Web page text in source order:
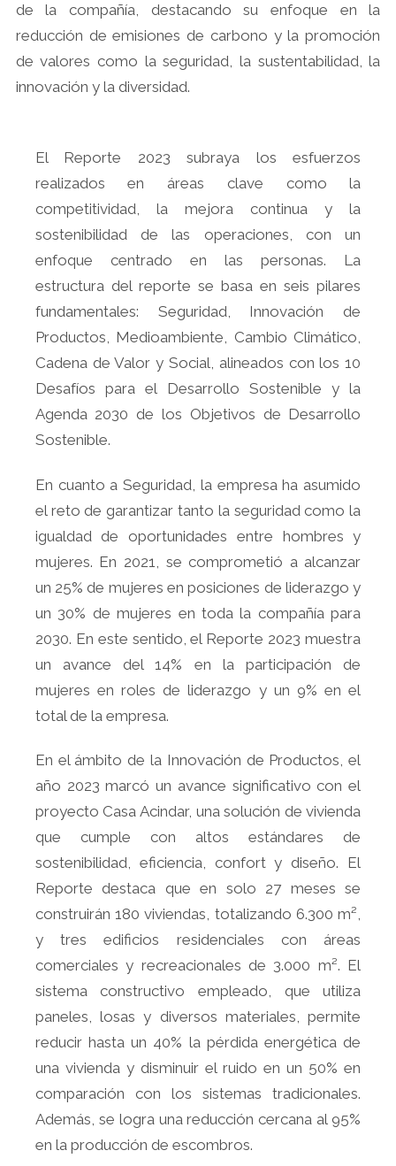
de la compañía, destacando su enfoque en la
reducción de emisiones de carbono y la promoción
de valores como la seguridad, la sustentabilidad, la
innovación y la diversidad.
El Reporte 2023 subraya los esfuerzos
realizados en áreas clave como la
competitividad, la mejora continua y la
sostenibilidad de las operaciones, con un
enfoque centrado en las personas. La
estructura del reporte se basa en seis pilares
fundamentales: Seguridad, Innovación de
Productos, Medioambiente, Cambio Climático,
Cadena de Valor y Social, alineados con los 10
Desafíos para el Desarrollo Sostenible y la
Agenda 2030 de los Objetivos de Desarrollo
Sostenible.
En cuanto a Seguridad, la empresa ha asumido
el reto de garantizar tanto la seguridad como la
igualdad de oportunidades entre hombres y
mujeres. En 2021, se comprometió a alcanzar
un 25% de mujeres en posiciones de liderazgo y
un 30% de mujeres en toda la compañía para
2030. En este sentido, el Reporte 2023 muestra
un avance del 14% en la participación de
mujeres en roles de liderazgo y un 9% en el
total de la empresa.
En el ámbito de la Innovación de Productos, el
año 2023 marcó un avance significativo con el
proyecto Casa Acindar, una solución de vivienda
que cumple con altos estándares de
sostenibilidad, eficiencia, confort y diseño. El
Reporte destaca que en solo 27 meses se
construirán 180 viviendas, totalizando 6.300 m²,
y tres edificios residenciales con áreas
comerciales y recreacionales de 3.000 m². El
sistema constructivo empleado, que utiliza
paneles, losas y diversos materiales, permite
reducir hasta un 40% la pérdida energética de
una vivienda y disminuir el ruido en un 50% en
comparación con los sistemas tradicionales.
Además, se logra una reducción cercana al 95%
en la producción de escombros.